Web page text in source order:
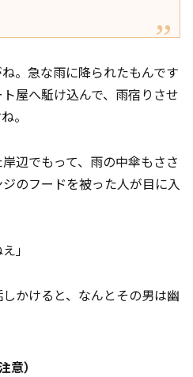
。急な雨に降られたもんです
屋へ駈け込んで、雨宿りさせ
。
辺でもって、雨の中傘もささ
のフードを被った人が目に入
」
かけると、なんとその男は幽
意）